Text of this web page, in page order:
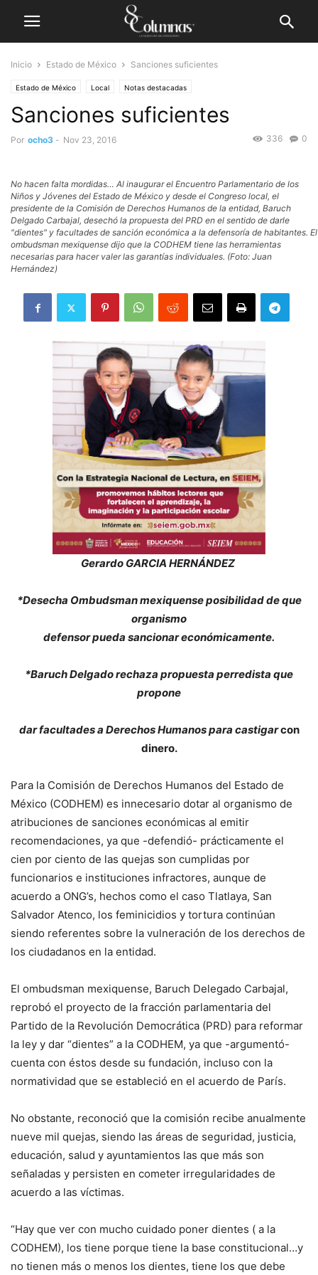
Inicio Estado de México Sanciones suficientes
Estado de México Local Notas destacadas
Sanciones suficientes
Por ocho3 - Nov 23, 2016 0
336
No hacen falta mordidas… Al inaugurar el Encuentro Parlamentario de los
Niños y Jóvenes del Estado de México y desde el Congreso local, el
presidente de la Comisión de Derechos Humanos de la entidad, Baruch
Delgado Carbajal, desechó la propuesta del PRD en el sentido de darle
"dientes" y facultades de sanción económica a la defensoría de habitantes. El
ombudsman mexiquense dijo que la CODHEM tiene las herramientas
necesarias para hacer valer las garantías individuales. (Foto: Juan
Hernández)
Gerardo GARCIA HERNÁNDEZ
*Desecha Ombudsman mexiquense posibilidad de que
organismo
defensor pueda sancionar económicamente.
*Baruch Delgado rechaza propuesta perredista que
propone
dar facultades a Derechos Humanos para castigarcon
dinero.
Para la Comisión de Derechos Humanos del Estado de
México (CODHEM) es innecesario dotar al organismo de
atribuciones de sanciones económicas al emitir
recomendaciones, ya que -defendió- prácticamente el
cien por ciento de las quejas son cumplidas por
funcionarios e instituciones infractores, aunque de
acuerdo a ONG’s, hechos como el caso Tlatlaya, San
Salvador Atenco, los feminicidios y tortura continúan
siendo referentes sobre la vulneración de los derechos de
los ciudadanos en la entidad.
El ombudsman mexiquense, Baruch Delegado Carbajal,
reprobó el proyecto de la fracción parlamentaria del
Partido de la Revolución Democrática (PRD) para reformar
la ley y dar “dientes” a la CODHEM, ya que -argumentó-
cuenta con éstos desde su fundación, incluso con la
normatividad que se estableció en el acuerdo de París.
No obstante, reconoció que la comisión recibe anualmente
nueve mil quejas, siendo las áreas de seguridad, justicia,
educación, salud y ayuntamientos las que más son
señaladas y persisten en cometer irregularidades de
acuerdo a las víctimas.
“Hay que ver con mucho cuidado poner dientes ( a la
CODHEM), los tiene porque tiene la base constitucional…y
no tienen más o menos los dientes, tiene los que debe